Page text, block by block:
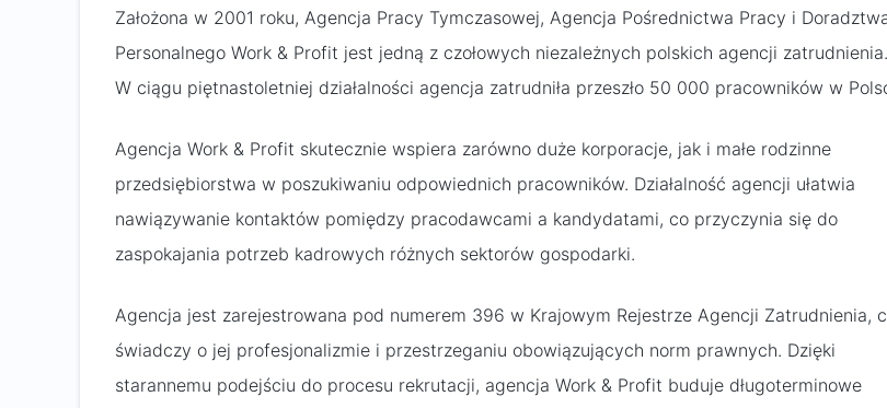
Założona w 2001 roku, Agencja Pracy Tymczasowej, Agencja Pośrednictwa Pracy i
Personalnego Work & Profit jest jedną z czołowych niezależnych polskich agencji zatrudnienia.
W ciągu piętnastoletniej działalności agencja zatrudniła przeszło 50 000 pracowników w
Agencja Work & Profit skutecznie wspiera zarówno duże korporacje, jak i małe rodzinne
przedsiębiorstwa w poszukiwaniu odpowiednich pracowników. Działalność agencji ułatwia
nawiązywanie kontaktów pomiędzy pracodawcami a kandydatami, co przyczynia się do
zaspokajania potrzeb kadrowych różnych sektorów gospodarki.
Agencja jest zarejestrowana pod numerem 396 w Krajowym Rejestrze Agencji Zatrudnienia,
świadczy o jej profesjonalizmie i przestrzeganiu obowiązujących norm prawnych. Dzięki
starannemu podejściu do procesu rekrutacji, agencja Work & Profit buduje długoterminowe